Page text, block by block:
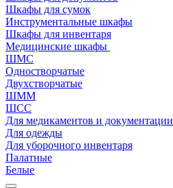
Шкафы для сумок
Инструментальные шкафы
Шкафы для инвентаря
Медицинские шкафы
ШМС
Одностворчатые
Двухстворчатые
ШММ
ШСС
Для медикаментов и документации
Для одежды
Для уборочного инвентаря
Палатные
Белые